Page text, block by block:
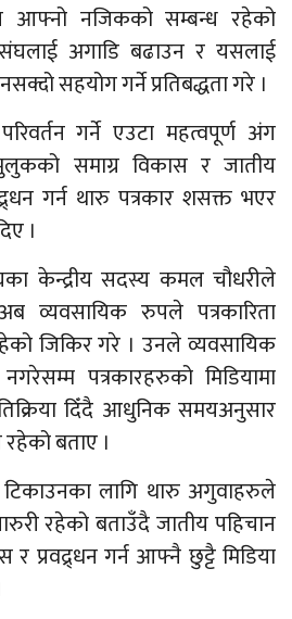
आफ्नो नजिकको सम्बन्ध रहेको
अगाडि बढाउन र यसलाई
सहयोग गर्ने प्रतिबद्धता गरे ।
गर्ने एउटा महत्वपूर्ण अंग
समाग्र विकास र जातीय
गर्न थारु पत्रकार शसक्त भएर
।
केन्द्रीय सदस्य कमल चौधरीले
व्यवसायिक रुपले पत्रकारिता
जिकिर गरे । उनले व्यवसायिक
पत्रकारहरुको मिडियामा
दिँदै आधुनिक समयअनुसार
बताए ।
लागि थारु अगुवाहरुले
रहेको बताउँदै जातीय पहिचान
प्रवद्र्धन गर्न आफ्नै छुट्टै मिडिया